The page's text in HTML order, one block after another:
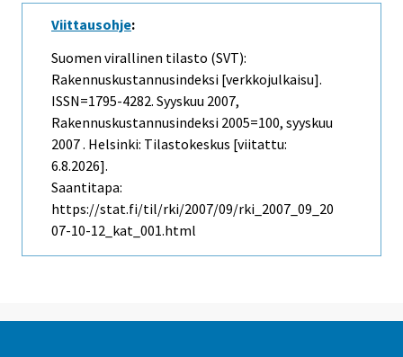
Viittausohje:
Suomen virallinen tilasto (SVT):
Rakennuskustannusindeksi [verkkojulkaisu].
ISSN=1795-4282. Syyskuu 2007,
Rakennuskustannusindeksi 2005=100, syyskuu
2007 . Helsinki: Tilastokeskus [viitattu:
6.8.2026].
Saantitapa:
https://stat.fi/til/rki/2007/09/rki_2007_09_20
07-10-12_kat_001.html